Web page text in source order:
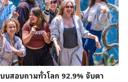
บสอบถามทั่วโลก 92.9% จับตา